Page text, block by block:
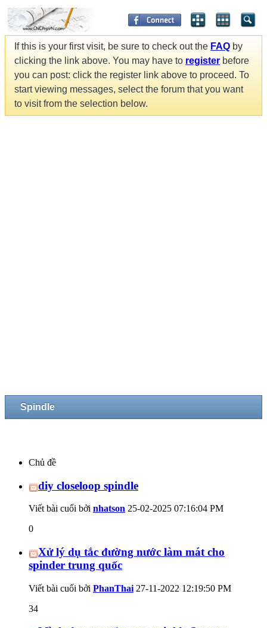
If this is your first visit, be sure to check out the FAQ by
clicking the link above. You may have to register before
you can post: click the register link above to proceed. To
start viewing messages, select the forum that you want
to visit from the selection below.
Spindle
Chủ đề
diy closeloop spindle
Viết bài cuối bởi nhatson 25-02-2025 07:16:04 PM
0
Xử lý dụ tắc đường nước làm mát cho
spinder trung quốc
Viết bài cuối bởi PhanThai 27-11-2022 12:19:50 PM
34